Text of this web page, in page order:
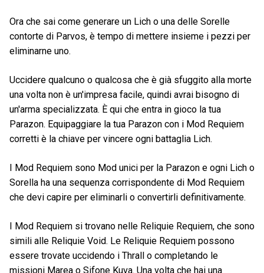
Ora che sai come generare un Lich o una delle Sorelle
contorte di Parvos, è tempo di mettere insieme i pezzi per
eliminarne uno.
Uccidere qualcuno o qualcosa che è già sfuggito alla morte
una volta non è un'impresa facile, quindi avrai bisogno di
un'arma specializzata. È qui che entra in gioco la tua
Parazon. Equipaggiare la tua Parazon con i Mod Requiem
corretti è la chiave per vincere ogni battaglia Lich.
I Mod Requiem sono Mod unici per la Parazon e ogni Lich o
Sorella ha una sequenza corrispondente di Mod Requiem
che devi capire per eliminarli o convertirli definitivamente.
I Mod Requiem si trovano nelle Reliquie Requiem, che sono
simili alle Reliquie Void. Le Reliquie Requiem possono
essere trovate uccidendo i Thrall o completando le
missioni Marea o Sifone Kuva. Una volta che hai una